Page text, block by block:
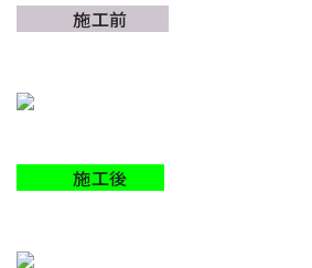
施工前
施工後